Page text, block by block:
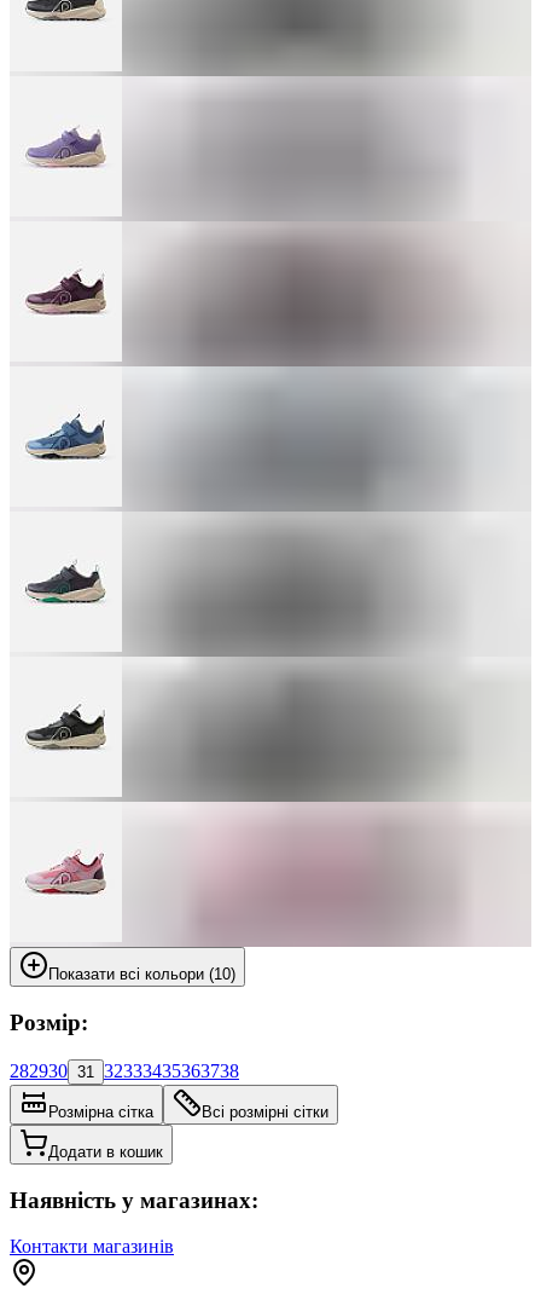
Показати всі кольори (10)
Розмір:
282930 31 32333435363738
Розмірна сітка Всі розмірні сітки
Додати в кошик
Наявність у магазинах:
Контакти магазинів